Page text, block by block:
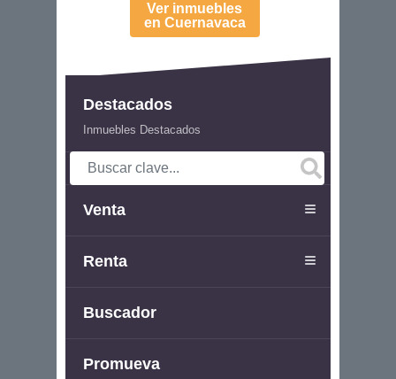
Ver inmuebles
en Cuernavaca
Destacados
Inmuebles Destacados
Venta
Renta
Buscador
Promueva